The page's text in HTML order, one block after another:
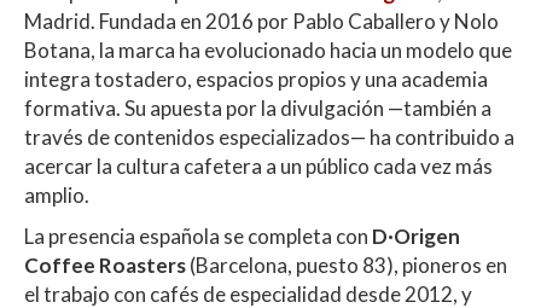
Madrid. Fundada en 2016 por Pablo Caballero y Nolo
Botana, la marca ha evolucionado hacia un modelo que
integra tostadero, espacios propios y una academia
formativa. Su apuesta por la divulgación —también a
través de contenidos especializados— ha contribuido a
acercar la cultura cafetera a un público cada vez más
amplio.
La presencia española se completa con D·Origen
Coffee Roasters(Barcelona, puesto 83), pioneros en
el trabajo con cafés de especialidad desde 2012, y